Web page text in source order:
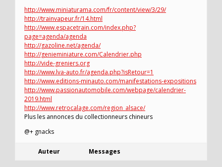
http://www.miniaturama.com/fr/content/view/3/29/
http://trainvapeur.fr/14.html
http://www.espacetrain.com/index.php?
page=agenda/agenda
http://gazoline.net/agenda/
http://genieminiature.com/Calendrier.php
http://vide-greniers.org
http://www.lva-auto.fr/agenda.php?isRetour=1
http://www.editions-minauto.com/manifestations-expositions
http://www.passionautomobile.com/webpage/calendrier-
2019.html
http://www.retrocalage.com/region_alsace/
Plus les annonces du collectionneurs chineurs
@+ gnacks
Auteur Messages